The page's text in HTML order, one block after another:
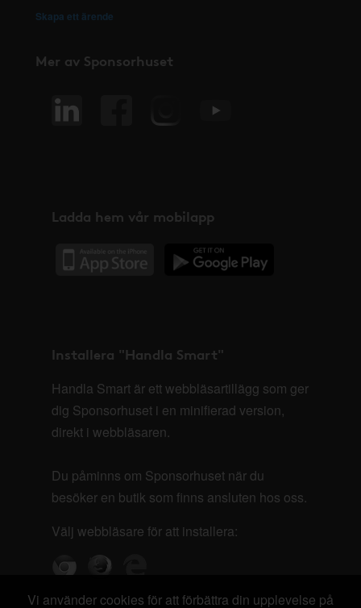
Skapa ett ärende
Mer av Sponsorhuset
Ladda hem vår mobilapp
Installera "Handla Smart"
Handla Smart är ett webbläsartillägg som ger
dig Sponsorhuset i en minifierad version,
direkt i webbläsaren.
Du påminns om Sponsorhuset när du
besöker en butik som finns ansluten hos oss.
Välj webbläsare för att installera:
Vi använder cookies för att förbättra din upplevelse på